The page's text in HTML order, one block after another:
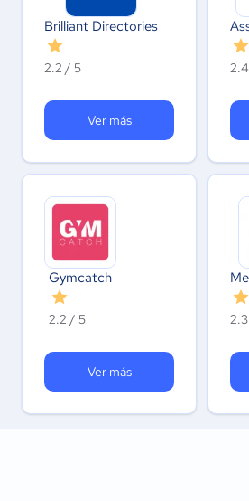
Brilliant Directories
2.2 / 5
Ver más
Gymcatch
2.2 / 5
Ver más